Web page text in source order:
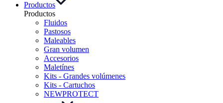
Productos
Productos
Fluidos
Pastosos
Maleables
Gran volumen
Accesorios
Maletínes
Kits - Grandes volúmenes
Kits - Cartuchos
NEWPROTECT